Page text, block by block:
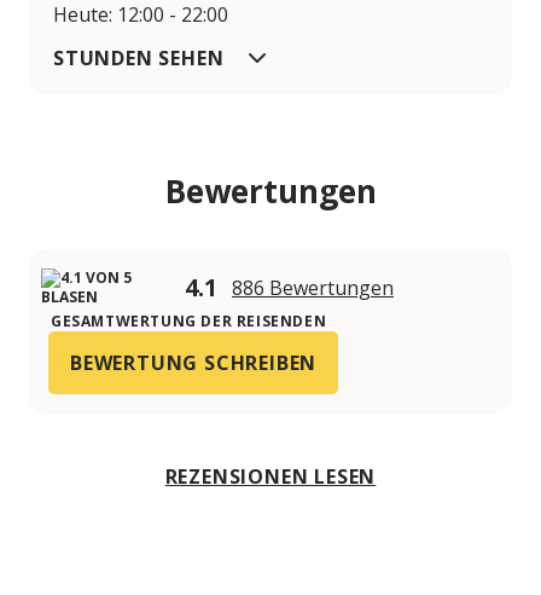
Heute: 12:00 - 22:00
STUNDEN SEHEN
Bewertungen
4.1 886 Bewertungen
GESAMTWERTUNG DER REISENDEN
BEWERTUNG SCHREIBEN
REZENSIONEN LESEN